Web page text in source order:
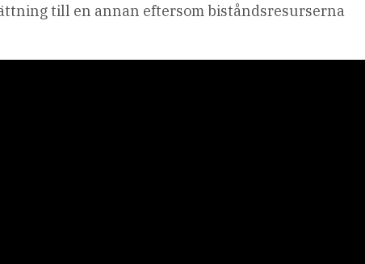
till en annan eftersom biståndsresurserna